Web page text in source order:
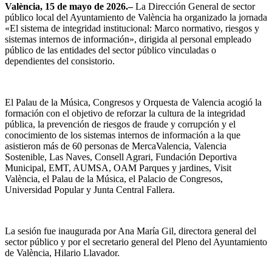
València, 15 de mayo de 2026.–La Dirección General de sector
público local del Ayuntamiento de València ha organizado la jornada
«El sistema de integridad institucional: Marco normativo, riesgos y
sistemas internos de información», dirigida al personal empleado
público de las entidades del sector público vinculadas o
dependientes del consistorio.
El Palau de la Música, Congresos y Orquesta de Valencia acogió la
formación con el objetivo de reforzar la cultura de la integridad
pública, la prevención de riesgos de fraude y corrupción y el
conocimiento de los sistemas internos de información a la que
asistieron más de 60 personas de MercaValencia, Valencia
Sostenible, Las Naves, Consell Agrari, Fundación Deportiva
Municipal, EMT, AUMSA, OAM Parques y jardines, Visit
València, el Palau de la Música, el Palacio de Congresos,
Universidad Popular y Junta Central Fallera.
La sesión fue inaugurada por Ana María Gil, directora general del
sector público y por el secretario general del Pleno del Ayuntamiento
de València, Hilario Llavador.